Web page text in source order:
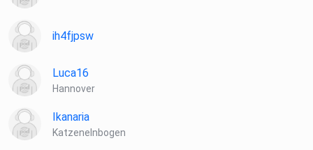
ih4fjpsw
Luca16
Hannover
Ikanaria
Katzenelnbogen